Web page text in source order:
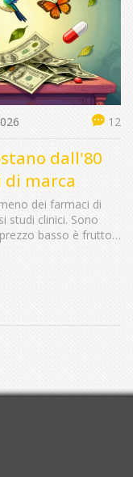
12
dall'80
di marca
dei farmaci di
studi clinici. Sono
basso è frutto